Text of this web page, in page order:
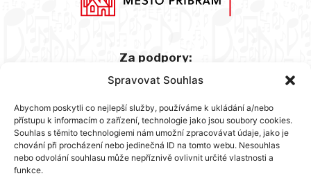
Spravovat Souhlas
Abychom poskytli co nejlepší služby, používáme k ukládání a/nebo
přístupu k informacím o zařízení, technologie jako jsou soubory cookies.
Souhlas s těmito technologiemi nám umožní zpracovávat údaje, jako je
chování při procházení nebo jedinečná ID na tomto webu. Nesouhlas
nebo odvolání souhlasu může nepříznivě ovlivnit určité vlastnosti a
funkce.
Za podpory: